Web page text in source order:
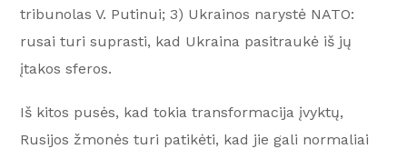
tribunolas V. Putinui; 3) Ukrainos narystė NATO:
rusai turi suprasti, kad Ukraina pasitraukė iš jų
įtakos sferos.
Iš kitos pusės, kad tokia transformacija įvyktų,
Rusijos žmonės turi patikėti, kad jie gali normaliai